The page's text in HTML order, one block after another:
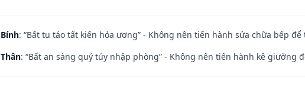
Bính: “Bất tu táo tất kiến hỏa ương” - Không nên tiến hành sửa chữa bếp
Thân: “Bất an sàng quỷ túy nhập phòng” - Không nên tiến hành kê giường